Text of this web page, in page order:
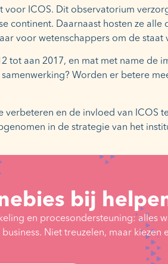
ICOS. Dit observatorium
continent. Daarnaast hosten ze alle
voor wetenschappers om de staat
tot aan 2017, en mat met name de
Worden er betere
en de invloed van ICOS
in de strategie van het
bij
en procesondersteuning: alles
Niet treuzelen, maar kiezen